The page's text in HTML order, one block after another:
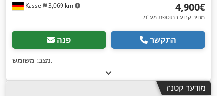
Kassel 3,069 km ‏4,900 ‏€
מחיר קבוע בתוספת מע"מ
פנה התקשר
מצב: משומש ,
מודעה קטנה